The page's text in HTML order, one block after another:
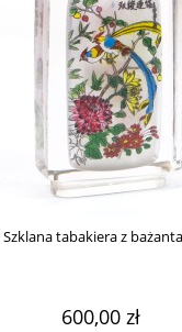
1 499,00 zł
do koszyka
Szklana tabakiera z
600,00 zł